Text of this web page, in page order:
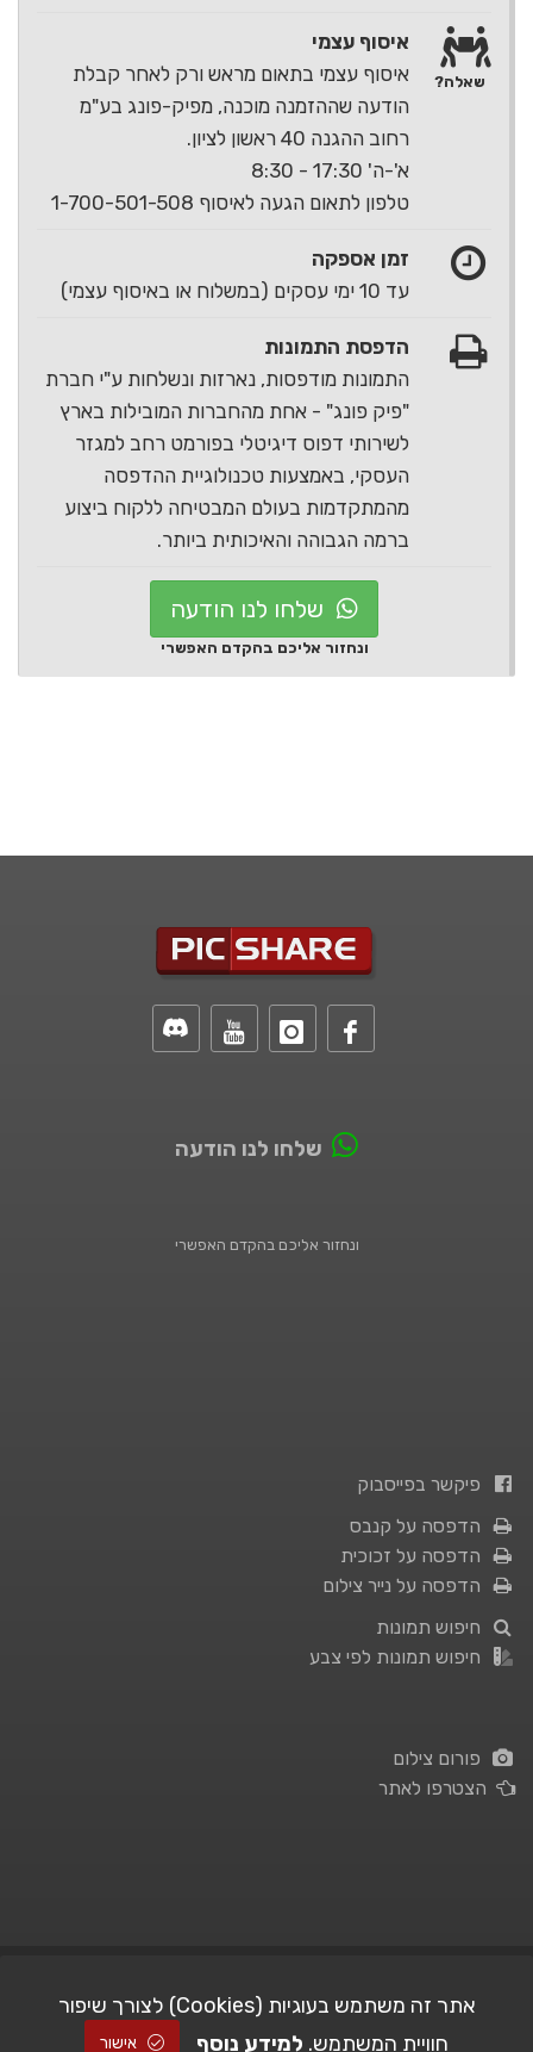
איסוף עצמי
איסוף עצמי בתאום מראש ורק לאחר קבלת
הודעה שההזמנה מוכנה, מפיק-פונג בע"מ
רחוב ההגנה 40 ראשון לציון.
א'-ה' 17:30 - 8:30
טלפון לתאום הגעה לאיסוף 1-700-501-508
זמן אספקה
עד 10 ימי עסקים (במשלוח או באיסוף עצמי)
הדפסת התמונות
התמונות מודפסות, נארזות ונשלחות ע"י חברת
"פיק פונג" - אחת מהחברות המובילות בארץ
לשירותי דפוס דיגיטלי בפורמט רחב למגזר
העסקי, באמצעות טכנולוגיית ההדפסה
מהמתקדמות בעולם המבטיחה ללקוח ביצוע
ברמה הגבוהה והאיכותית ביותר.
שאלה?
שלחו לנו הודעה
ונחזור אליכם בהקדם האפשרי
שלחו לנו הודעה
ונחזור אליכם בהקדם האפשרי
פיקשר בפייסבוק
הדפסה על קנבס
הדפסה על זכוכית
הדפסה על נייר צילום
חיפוש תמונות
חיפוש תמונות לפי צבע
פורום צילום
הצטרפו לאתר
© All Rights Reserved | STUDIO101| Picshare.co.il - כל הזכויות שמורות
אתר זה משתמש בעוגיות (Cookies) לצורך שיפור
חוויית המשתמש. למידע נוסף